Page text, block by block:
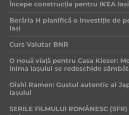
Începe construcția pentru IKEA Iași
Berăria H planifică o investiție de
Iași
Curs Valutar BNR
O nouă viață pentru Casa Kieser:
inima Iașului se redeschide
Oishi Ramen: Gustul autentic al
Iașului
SERILE FILMULUI ROMÂNESC